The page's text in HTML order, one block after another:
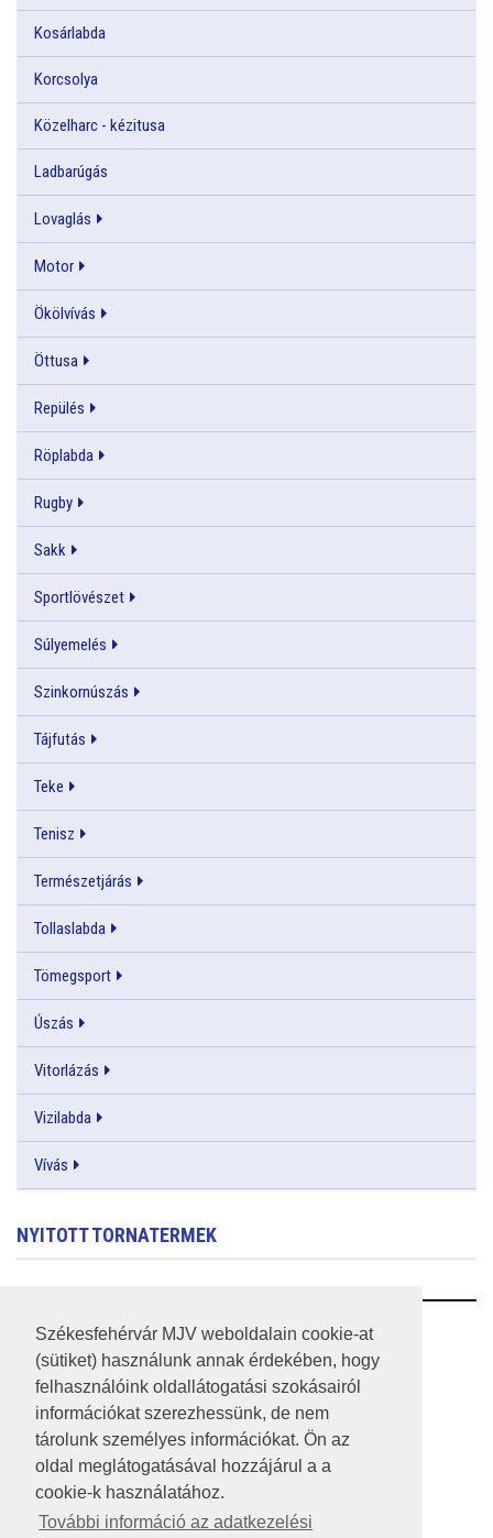
Székesfehérvár MJV weboldalain cookie-at
(sütiket) használunk annak érdekében, hogy
felhasználóink oldallátogatási szokásairól
információkat szerezhessünk, de nem
tárolunk személyes információkat. Ön az
oldal meglátogatásával hozzájárul a a
cookie-k használatához.
További információ az adatkezelési
Kosárlabda
Korcsolya
Közelharc - kézitusa
Ladbarúgás
Lovaglás
Motor
Ökölvívás
Öttusa
Repülés
Röplabda
Rugby
Sakk
Sportlövészet
Súlyemelés
Szinkornúszás
Tájfutás
Teke
Tenisz
Természetjárás
Tollaslabda
Tömegsport
Úszás
Vitorlázás
Vizilabda
Vívás
NYITOTT TORNATERMEK
RSS
A HONLAP 2017.03.31-I ÁLLAPOTA
JOGI NYILATKOZAT
IMPRESSZUM